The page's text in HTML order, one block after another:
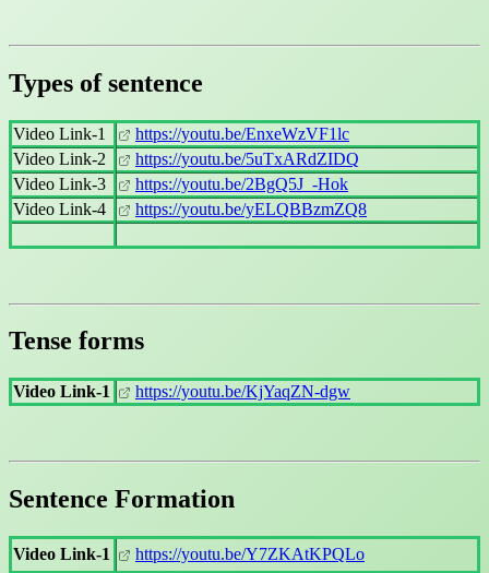
Types of sentence
Video Link-1
https://youtu.be/EnxeWzVF1lc
Video Link-2
https://youtu.be/5uTxARdZIDQ
Video Link-3
https://youtu.be/2BgQ5J_-Hok
Video Link-4
https://youtu.be/yELQBBzmZQ8
Tense forms
Video Link-1 https://youtu.be/KjYaqZN-dgw
Sentence Formation
Video Link-1 https://youtu.be/Y7ZKAtKPQLo